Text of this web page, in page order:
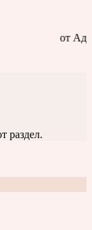
от
раздел.